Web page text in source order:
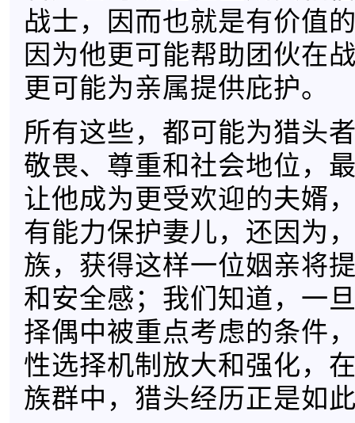
战士，因而也就是有价值
因为他更可能帮助团伙在
更可能为亲属提供庇护。
所有这些，都可能为猎头
敬畏、尊重和社会地位，
让他成为更受欢迎的夫婿
有能力保护妻儿，还因为
族，获得这样一位姻亲将
和安全感；我们知道，一
择偶中被重点考虑的条件
性选择机制放大和强化，
族群中，猎头经历正是如